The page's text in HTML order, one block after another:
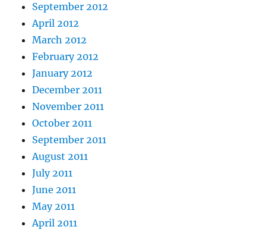
September 2012
April 2012
March 2012
February 2012
January 2012
December 2011
November 2011
October 2011
September 2011
August 2011
July 2011
June 2011
May 2011
April 2011